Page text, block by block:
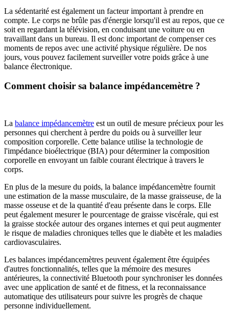
La sédentarité est également un facteur important à prendre en
compte. Le corps ne brûle pas d'énergie lorsqu'il est au repos, que ce
soit en regardant la télévision, en conduisant une voiture ou en
travaillant dans un bureau. Il est donc important de compenser ces
moments de repos avec une activité physique régulière. De nos
jours, vous pouvez facilement surveiller votre poids grâce à une
balance électronique.
Comment choisir sa balance impédancemètre ?
La balance impédancemètre est un outil de mesure précieux pour les
personnes qui cherchent à perdre du poids ou à surveiller leur
composition corporelle. Cette balance utilise la technologie de
l'impédance bioélectrique (BIA) pour déterminer la composition
corporelle en envoyant un faible courant électrique à travers le
corps.
En plus de la mesure du poids, la balance impédancemètre fournit
une estimation de la masse musculaire, de la masse graisseuse, de la
masse osseuse et de la quantité d'eau présente dans le corps. Elle
peut également mesurer le pourcentage de graisse viscérale, qui est
la graisse stockée autour des organes internes et qui peut augmenter
le risque de maladies chroniques telles que le diabète et les maladies
cardiovasculaires.
Les balances impédancemètres peuvent également être équipées
d'autres fonctionnalités, telles que la mémoire des mesures
antérieures, la connectivité Bluetooth pour synchroniser les données
avec une application de santé et de fitness, et la reconnaissance
automatique des utilisateurs pour suivre les progrès de chaque
personne individuellement.